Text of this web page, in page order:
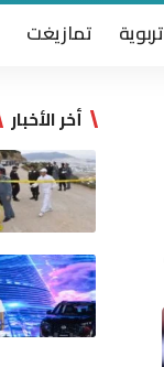
تربوية تمازيغت
أخر الأخبار